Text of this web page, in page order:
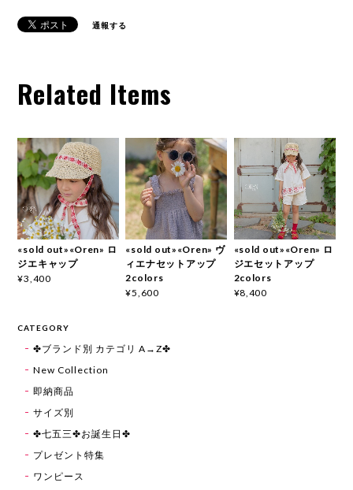
通報する
Related Items
«sold out»«Oren» ロ
ジエキャップ
¥3,400
«sold out»«Oren» ヴ
ィエナセットアップ
2colors
¥5,600
«sold out»«Oren» ロ
ジエセットアップ
2colors
¥8,400
CATEGORY
✤ブランド別 カテゴリ A→Z✤
New Collection
即納商品
サイズ別
✤七五三✤お誕生日✤
プレゼント特集
ワンピース